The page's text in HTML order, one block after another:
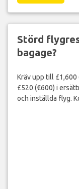
Störd
bagage?
Kräv upp till
£520 (€600) i
och inställda flyg.